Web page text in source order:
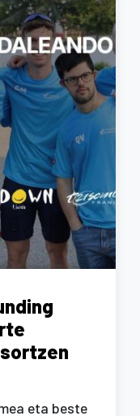
eta beste